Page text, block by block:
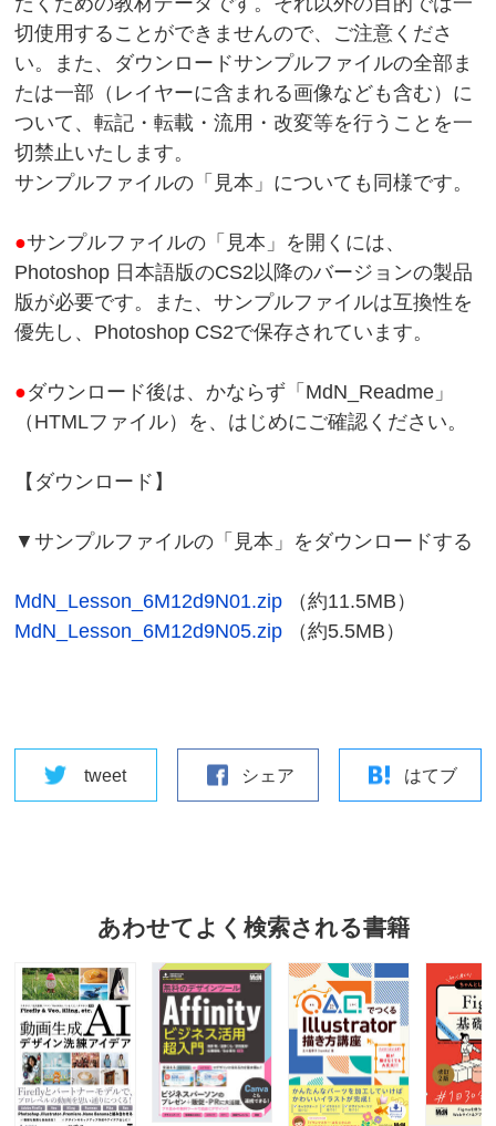
切使用することができませんので、ご注意くださ
い。また、ダウンロードサンプルファイルの全部ま
たは一部（レイヤーに含まれる画像なども含む）に
ついて、転記・転載・流用・改変等を行うことを一
切禁止いたします。
サンプルファイルの「見本」についても同様です。
●サンプルファイルの「見本」を開くには、
Photoshop 日本語版のCS2以降のバージョンの製品
版が必要です。また、サンプルファイルは互換性を
優先し、Photoshop CS2で保存されています。
●ダウンロード後は、かならず「MdN_Readme」
（HTMLファイル）を、はじめにご確認ください。
【ダウンロード】
▼サンプルファイルの「見本」をダウンロードする
MdN_Lesson_6M12d9N01.zip（約11.5MB）
MdN_Lesson_6M12d9N05.zip（約5.5MB）
tweet シェア はてブ
あわせてよく検索される書籍